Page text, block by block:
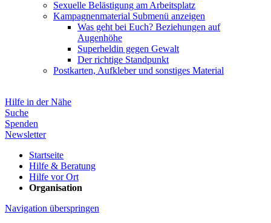
Sexuelle Belästigung am Arbeitsplatz
Kampagnenmaterial Submenü anzeigen
Was geht bei Euch? Beziehungen auf
Augenhöhe
Superheldin gegen Gewalt
Der richtige Standpunkt
Postkarten, Aufkleber und sonstiges Material
Hilfe in der Nähe
Suche
Spenden
Newsletter
Startseite
Hilfe & Beratung
Hilfe vor Ort
Organisation
Navigation überspringen